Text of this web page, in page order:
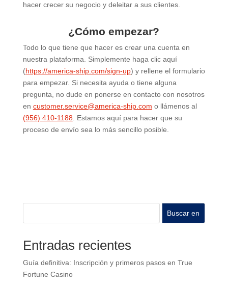
hacer crecer su negocio y deleitar a sus clientes.
¿Cómo empezar?
Todo lo que tiene que hacer es crear una cuenta en
nuestra plataforma. Simplemente haga clic aquí
(https://america-ship.com/sign-up) y rellene el formulario
para empezar. Si necesita ayuda o tiene alguna
pregunta, no dude en ponerse en contacto con nosotros
en customer.service@america-ship.com o llámenos al
(956) 410-1188. Estamos aquí para hacer que su
proceso de envío sea lo más sencillo posible.
Buscar en
Entradas recientes
Guía definitiva: Inscripción y primeros pasos en True
Fortune Casino